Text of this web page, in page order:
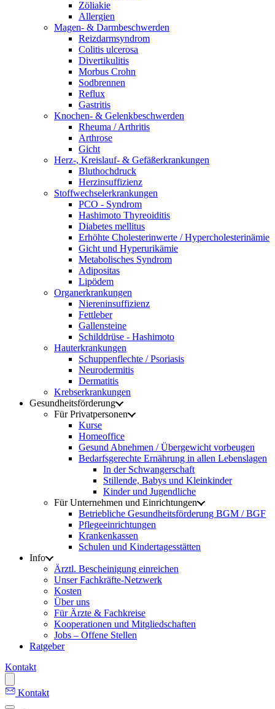
Zöliakie
Allergien
Magen- & Darmbeschwerden
Reizdarmsyndrom
Colitis ulcerosa
Divertikulitis
Morbus Crohn
Sodbrennen
Reflux
Gastritis
Knochen- & Gelenkbeschwerden
Rheuma / Arthritis
Arthrose
Gicht
Herz-, Kreislauf- & Gefäßerkrankungen
Bluthochdruck
Herzinsuffizienz
Stoffwechselerkrankungen
PCO - Syndrom
Hashimoto Thyreoiditis
Diabetes mellitus
Erhöhte Cholesterinwerte / Hypercholesterinämie
Gicht und Hyperurikämie
Metabolisches Syndrom
Adipositas
Lipödem
Organerkrankungen
Niereninsuffizienz
Fettleber
Gallensteine
Schilddrüse - Hashimoto
Hauterkrankungen
Schuppenflechte / Psoriasis
Neurodermitis
Dermatitis
Krebserkrankungen
Gesundheitsförderung
Für Privatpersonen
Kurse
Homeoffice
Gesund Abnehmen / Übergewicht vorbeugen
Bedarfsgerechte Ernährung in allen Lebenslagen
In der Schwangerschaft
Stillende, Babys und Kleinkinder
Kinder und Jugendliche
Für Unternehmen und Einrichtungen
Betriebliche Gesundheitsförderung BGM / BGF
Pflegeeinrichtungen
Krankenkassen
Schulen und Kindertagesstätten
Info
Ärztl. Bescheinigung einreichen
Unser Fachkräfte-Netzwerk
Kosten
Über uns
Für Ärzte & Fachkreise
Kooperationen und Mitgliedschaften
Jobs – Offene Stellen
Ratgeber
Kontakt
Kontakt